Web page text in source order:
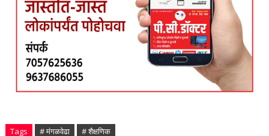
Tags # मंगळवेढा # शैक्षणिक